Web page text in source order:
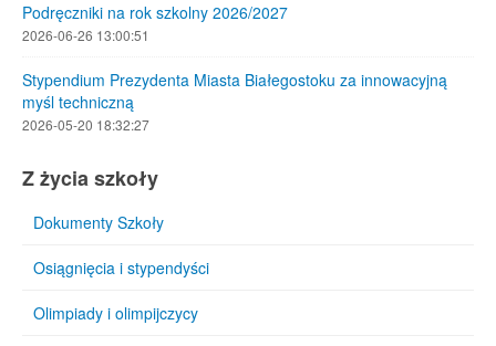
Podręczniki na rok szkolny 2026/2027
2026-06-26 13:00:51
Stypendium Prezydenta Miasta Białegostoku za innowacyjną
myśl techniczną
2026-05-20 18:32:27
Z życia szkoły
Dokumenty Szkoły
Osiągnięcia i stypendyści
Olimpiady i olimpijczycy